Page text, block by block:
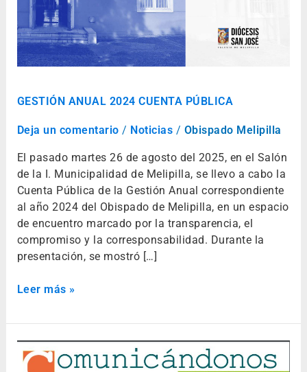
GESTIÓN ANUAL 2024 CUENTA PÚBLICA
Deja un comentario / Noticias / Obispado Melipilla
El pasado martes 26 de agosto del 2025, en el Salón
de la I. Municipalidad de Melipilla, se llevo a cabo la
Cuenta Pública de la Gestión Anual correspondiente
al año 2024 del Obispado de Melipilla, en un espacio
de encuentro marcado por la transparencia, el
compromiso y la corresponsabilidad. Durante la
presentación, se mostró […]
Leer más »
Boletín
Pastoral